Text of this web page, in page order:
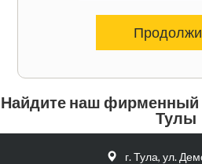
Найдите наш фирменный
Тулы
г. Тула, ул.